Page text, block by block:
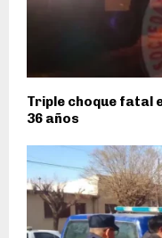
Triple choque fatal
36 años